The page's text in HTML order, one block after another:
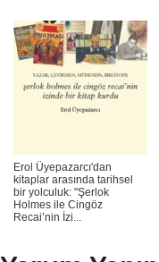
Erol Üyepazarcı'dan
kitaplar arasında tarihsel
bir yolculuk: "Şerlok
Holmes ile Cingöz
Recai’nin İzi...